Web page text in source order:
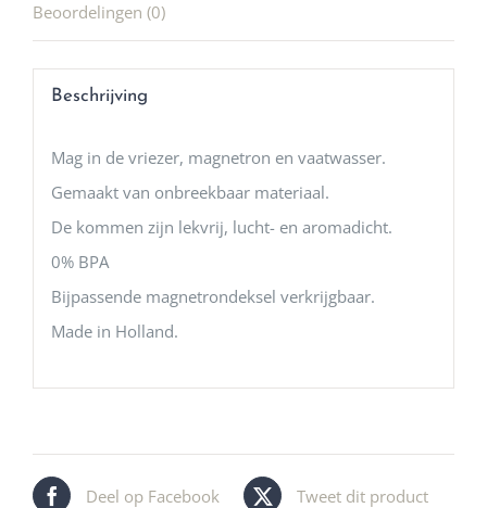
Beoordelingen (0)
Beschrijving
Mag in de vriezer, magnetron en vaatwasser.
Gemaakt van onbreekbaar materiaal.
De kommen zijn lekvrij, lucht- en aromadicht.
0% BPA
Bijpassende magnetrondeksel verkrijgbaar.
Made in Holland.
Deel op Facebook Tweet dit product